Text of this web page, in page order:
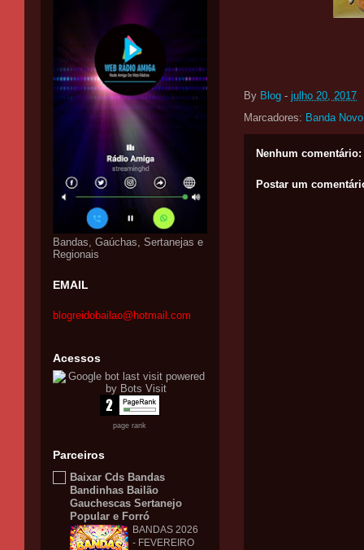
By Blog - julho 20, 2017
Marcadores: Banda
Nenhum comentário:
Postar um
Bandas, Gaúchas, Sertanejas e
Regionais
EMAIL
blogreidobailao@hotmail.com
Acessos
page rank
Parceiros
Baixar Cds Bandas
Bandinhas Bailão
Gauchescas Sertanejo
Popular e Forró
BANDAS 2026
- FEVEREIRO